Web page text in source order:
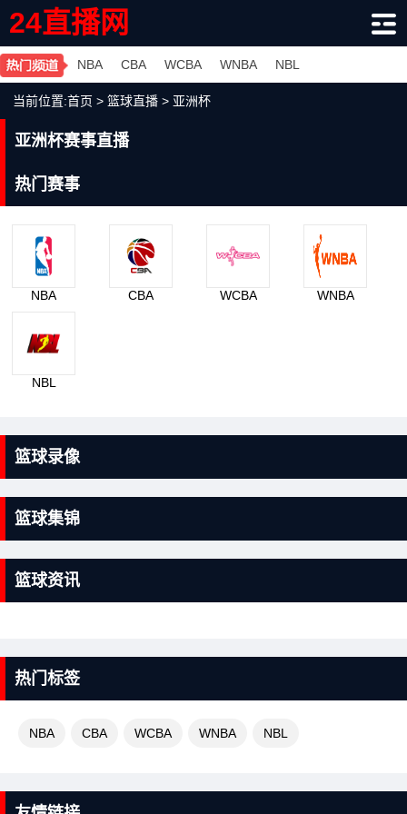
24直播网
NBA CBA WCBA WNBA NBL
当前位置:首页 > 篮球直播 > 亚洲杯
亚洲杯赛事直播
热门赛事
NBA CBA WCBA WNBA
NBL
篮球录像
篮球集锦
篮球资讯
热门标签
NBA CBA WCBA WNBA NBL